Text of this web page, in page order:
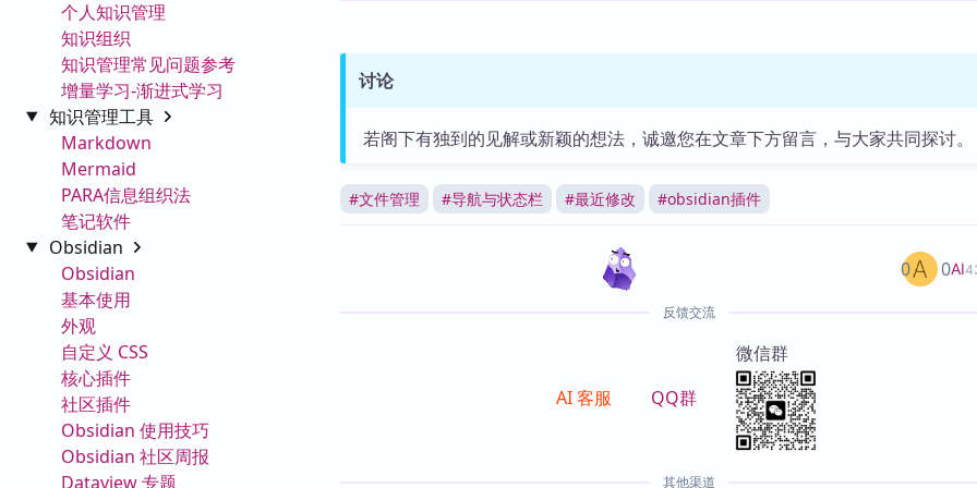
个人知识管理
知识组织
知识管理常见问题参考
增量学习-渐进式学习
知识管理工具
Markdown
Mermaid
PARA信息组织法
笔记软件
Obsidian
Obsidian
基本使用
外观
自定义 CSS
核心插件
社区插件
Obsidian 使用技巧
Obsidian 社区周报
Dataview 专题
讨论
若阁下有独到的见解或新颖的想法，诚邀您在文章下方留言，与大家共同探讨。
#文件管理 #导航与状态栏 #最近修改 #obsidian插件
AI
0 0
反馈交流
AI 客服 QQ群
微信群
其他渠道